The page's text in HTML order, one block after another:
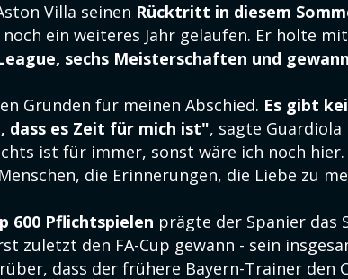
Villa seinen Rücktritt in diesem
ein weiteres Jahr gelaufen. Er holte
sechs Meisterschaften und
Gründen für meinen Abschied. Es gibt
dass es Zeit für mich ist", sagte Guardiola
ist für immer, sonst wäre ich noch
die Erinnerungen, die Liebe zu
600 Pflichtspielen prägte der Spanier das
zuletzt den FA-Cup gewann - sein
dass der frühere Bayern-Trainer den